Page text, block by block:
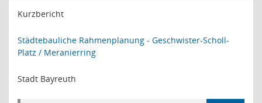
Kurzbericht
Städtebauliche Rahmenplanung - Geschwister-Scholl-
Platz / Meranierring
Stadt Bayreuth